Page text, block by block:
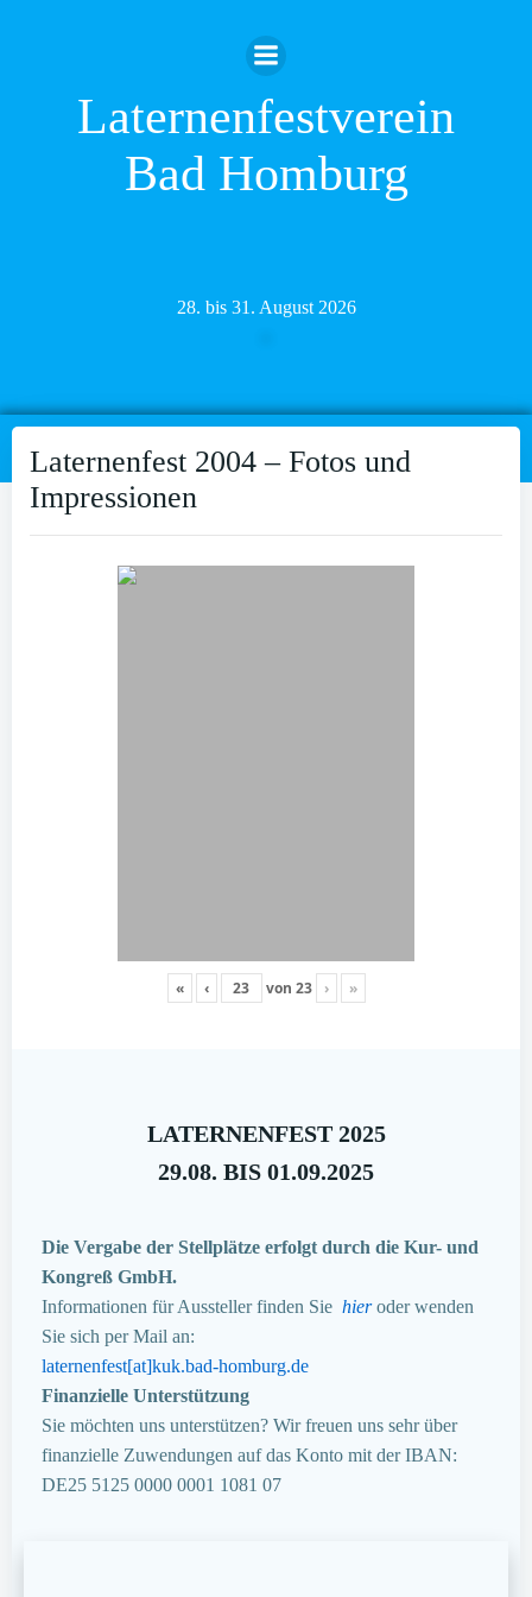
Inhalt
springen
Laternenfestverein
Bad Homburg
28. bis 31. August 2026
Laternenfest 2004 – Fotos und
Impressionen
« ‹ von 23 › »
LATERNENFEST 2025
29.08. BIS 01.09.2025
Die Vergabe der Stellplätze erfolgt durch die Kur- und
Kongreß GmbH.
Informationen für Aussteller finden Sie hieroder wenden
Sie sich per Mail an:
laternenfest[at]kuk.bad-homburg.de
Finanzielle Unterstützung
Sie möchten uns unterstützen? Wir freuen uns sehr über
finanzielle Zuwendungen auf das Konto mit der IBAN:
DE25 5125 0000 0001 1081 07